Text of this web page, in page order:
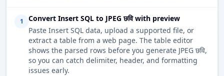
1
Convert Insert SQL to JPEG छवि with preview
Paste Insert SQL data, upload a supported file, or
extract a table from a web page. The table editor
shows the parsed rows before you generate JPEG छवि,
so you can catch delimiter, header, and formatting
issues early.